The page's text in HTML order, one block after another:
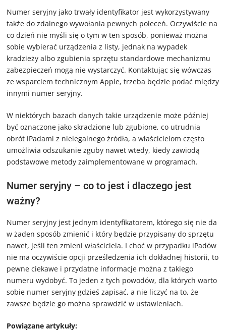
Numer seryjny jako trwały identyfikator jest wykorzystywany
także do zdalnego wywołania pewnych poleceń. Oczywiście na
co dzień nie myśli się o tym w ten sposób, ponieważ można
sobie wybierać urządzenia z listy, jednak na wypadek
kradzieży albo zgubienia sprzętu standardowe mechanizmu
zabezpieczeń mogą nie wystarczyć. Kontaktując się wówczas
ze wsparciem technicznym Apple, trzeba będzie podać między
innymi numer seryjny.
W niektórych bazach danych takie urządzenie może później
być oznaczone jako skradzione lub zgubione, co utrudnia
obrót iPadami z nielegalnego źródła, a właścicielom często
umożliwia odszukanie zguby nawet wtedy, kiedy zawiodą
podstawowe metody zaimplementowane w programach.
Numer seryjny – co to jest i dlaczego jest
ważny?
Numer seryjny jest jednym identyfikatorem, którego się nie da
w żaden sposób zmienić i który będzie przypisany do sprzętu
nawet, jeśli ten zmieni właściciela. I choć w przypadku iPadów
nie ma oczywiście opcji prześledzenia ich dokładnej historii, to
pewne ciekawe i przydatne informacje można z takiego
numeru wydobyć. To jeden z tych powodów, dla których warto
sobie numer seryjny gdzieś zapisać, a nie liczyć na to, że
zawsze będzie go można sprawdzić w ustawieniach.
Powiązane artykuły: